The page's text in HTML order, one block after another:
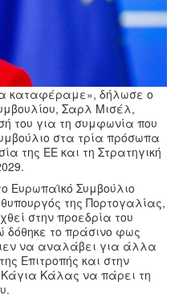
καταφέραμε», δήλωσε ο
Σαρλ Μισέλ,
του για τη συμφωνία που
στα τρία πρόσωπα
της ΕΕ και τη Στρατηγική
Ευρωπαϊκό Συμβούλιο
της Πορτογαλίας,
στην προεδρία του
δόθηκε το πράσινο φως
να αναλάβει για άλλα
Επιτροπής και στην
Κάλας να πάρει τη